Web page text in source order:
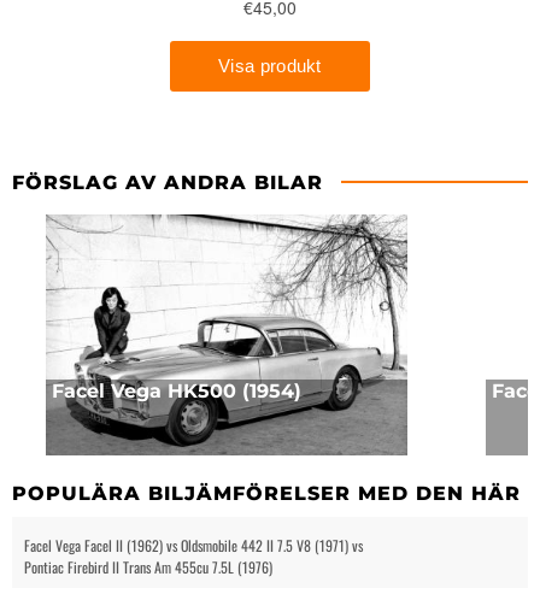
FÖRSLAG AV ANDRA BILAR
Facel Vega HK500 (1954)
POPULÄRA BILJÄMFÖRELSER MED DEN HÄR
Facel Vega Facel II (1962) vs Oldsmobile 442 II 7.5 V8 (1971) vs
Pontiac Firebird II Trans Am 455cu 7.5L (1976)